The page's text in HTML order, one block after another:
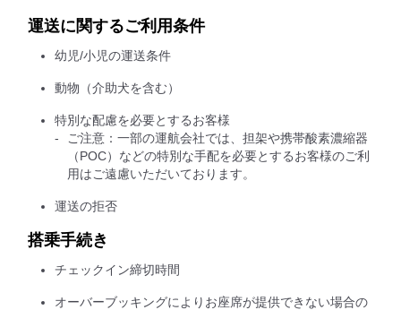
運送に関するご利用条件
幼児/小児の運送条件
動物（介助犬を含む）
特別な配慮を必要とするお客様
ご注意：一部の運航会社では、担架や携帯酸素濃縮器
（POC）などの特別な手配を必要とするお客様のご利
用はご遠慮いただいております。
運送の拒否
搭乗手続き
チェックイン締切時間
オーバーブッキングによりお座席が提供できない場合の